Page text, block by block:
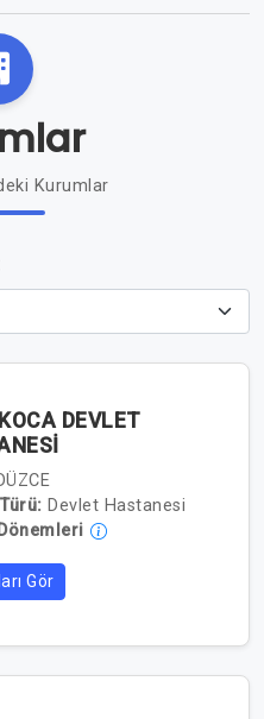
Kurumlar
DEVLET
Devlet Hastanesi
Gör